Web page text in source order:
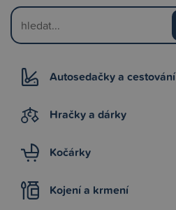
Autosedačky a cestování
Hračky a dárky
Kočárky
Kojení a krmení